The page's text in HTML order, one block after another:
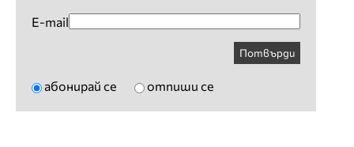
E-mail
Потвърди
абонирай се отпиши се